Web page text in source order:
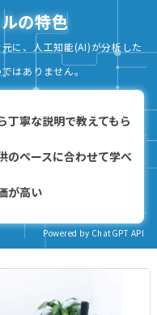
の特色
に、人工知能(AI)が分析した
はありません。
丁寧な説明で教えてもら
のペースに合わせて学べ
が高い
Powered by ChatGPT API